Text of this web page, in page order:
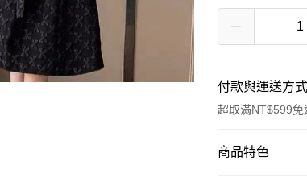
付款與運送方式
超取滿NT$599免
付款方式
商品特色